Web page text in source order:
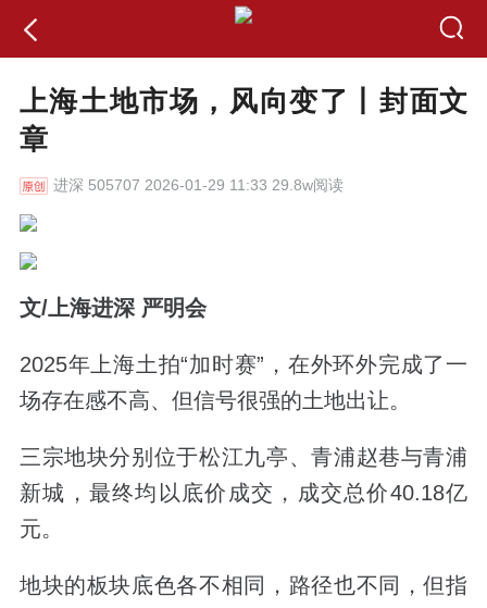
上海土地市场，风向变了丨封面文
章
进深 505707 2026-01-29 11:33 29.8w阅读
文/上海进深 严明会
2025年上海土拍“加时赛”，在外环外完成了一
场存在感不高、但信号很强的土地出让。
三宗地块分别位于松江九亭、青浦赵巷与青浦
新城，最终均以底价成交，成交总价40.18亿
元。
地块的板块底色各不相同， 路径也不同，但指